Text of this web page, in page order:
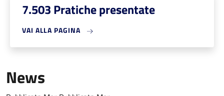
7.503 Pratiche presentate
VAI ALLA PAGINA
News